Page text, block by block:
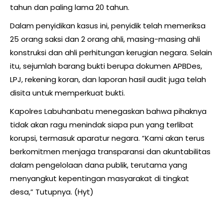
tahun dan paling lama 20 tahun.
Dalam penyidikan kasus ini, penyidik telah memeriksa
25 orang saksi dan 2 orang ahli, masing-masing ahli
konstruksi dan ahli perhitungan kerugian negara. Selain
itu, sejumlah barang bukti berupa dokumen APBDes,
LPJ, rekening koran, dan laporan hasil audit juga telah
disita untuk memperkuat bukti.
Kapolres Labuhanbatu menegaskan bahwa pihaknya
tidak akan ragu menindak siapa pun yang terlibat
korupsi, termasuk aparatur negara. “Kami akan terus
berkomitmen menjaga transparansi dan akuntabilitas
dalam pengelolaan dana publik, terutama yang
menyangkut kepentingan masyarakat di tingkat
desa,” Tutupnya. (Hyt)